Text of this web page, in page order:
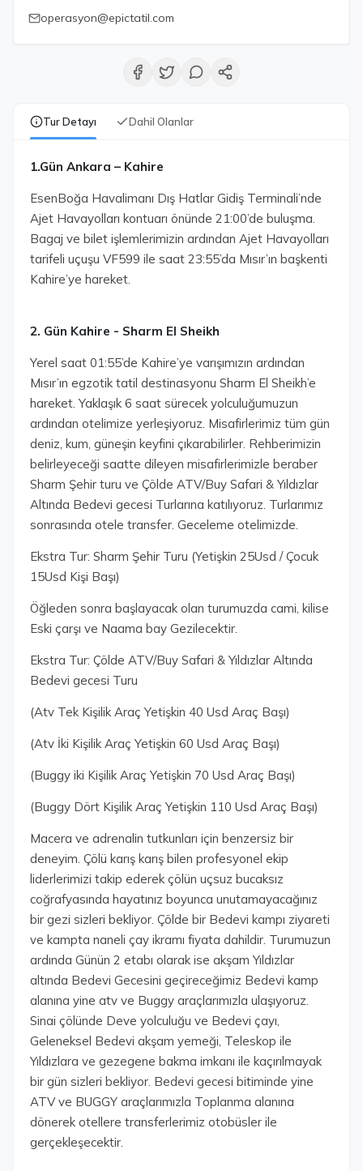
Tur Detayı Dahil Olanlar
1.Gün Ankara – Kahire
EsenBoğa Havalimanı Dış Hatlar Gidiş Terminali’nde
Ajet Havayolları kontuarı önünde 21:00’de buluşma.
Bagaj ve bilet işlemlerimizin ardından Ajet Havayolları
tarifeli uçuşu VF599 ile saat 23:55’da Mısır’ın başkenti
Kahire’ye hareket.
2. Gün Kahire - Sharm El Sheikh
Yerel saat 01:55’de Kahire’ye varışımızın ardından
Mısır’ın egzotik tatil destinasyonu Sharm El Sheikh’e
hareket. Yaklaşık 6 saat sürecek yolculuğumuzun
ardından otelimize yerleşiyoruz. Misafirlerimiz tüm gün
deniz, kum, güneşin keyfini çıkarabilirler. Rehberimizin
belirleyeceği saatte dileyen misafirlerimizle beraber
Sharm Şehir turu ve Çölde ATV/Buy Safari & Yıldızlar
Altında Bedevi gecesi Turlarına katılıyoruz. Turlarımız
sonrasında otele transfer. Geceleme otelimizde.
Ekstra Tur: Sharm Şehir Turu (Yetişkin 25Usd / Çocuk
15Usd Kişi Başı)
Öğleden sonra başlayacak olan turumuzda cami, kilise
Eski çarşı ve Naama bay Gezilecektir.
Ekstra Tur: Çölde ATV/Buy Safari & Yıldızlar Altında
Bedevi gecesi Turu
(Atv Tek Kişilik Araç Yetişkin 40 Usd Araç Başı)
(Atv İki Kişilik Araç Yetişkin 60 Usd Araç Başı)
(Buggy iki Kişilik Araç Yetişkin 70 Usd Araç Başı)
(Buggy Dört Kişilik Araç Yetişkin 110 Usd Araç Başı)
Macera ve adrenalin tutkunları için benzersiz bir
deneyim. Çölü karış karış bilen profesyonel ekip
liderlerimizi takip ederek çölün uçsuz bucaksız
coğrafyasında hayatınız boyunca unutamayacağınız
bir gezi sizleri bekliyor. Çölde bir Bedevi kampı ziyareti
ve kampta naneli çay ikramı fiyata dahildir. Turumuzun
ardında Günün 2 etabı olarak ise akşam Yıldızlar
altında Bedevi Gecesini geçireceğimiz Bedevi kamp
alanına yine atv ve Buggy araçlarımızla ulaşıyoruz.
Sinai çölünde Deve yolculuğu ve Bedevi çayı,
Geleneksel Bedevi akşam yemeği, Teleskop ile
Yıldızlara ve gezegene bakma imkanı ile kaçırılmayak
bir gün sizleri bekliyor. Bedevi gecesi bitiminde yine
ATV ve BUGGY araçlarımızla Toplanma alanına
dönerek otellere transferlerimiz otobüsler ile
gerçekleşecektir.
operasyon@epictatil.com